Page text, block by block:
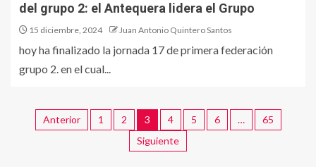
del grupo 2: el Antequera lidera el Grupo
15 diciembre, 2024 Juan Antonio Quintero Santos
hoy ha finalizado la jornada 17 de primera federación
grupo 2. en el cual...
Anterior 1 2 3 4 5 6 …
65
Siguiente